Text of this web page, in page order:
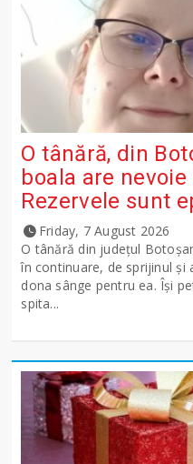
O tânără, din
boala are nevoie
Rezervele sunt
Friday, 7 August 2026
O tânără din județul
în continuare, de sprijinul
dona sânge pentru ea. Își
spita...